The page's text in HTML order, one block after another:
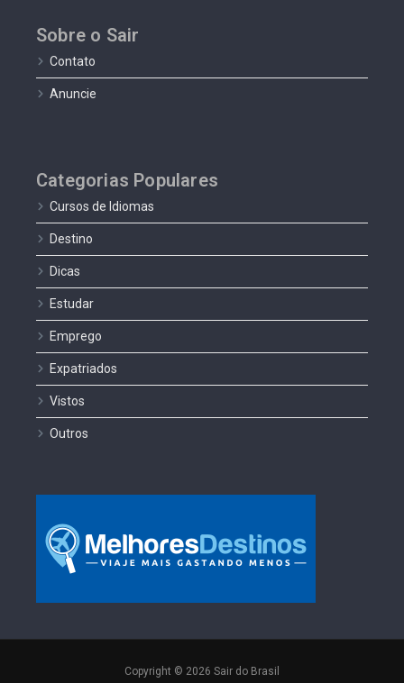
Sobre o Sair
Contato
Anuncie
Categorias Populares
Cursos de Idiomas
Destino
Dicas
Estudar
Emprego
Expatriados
Vistos
Outros
Copyright © 2026 Sair do Brasil